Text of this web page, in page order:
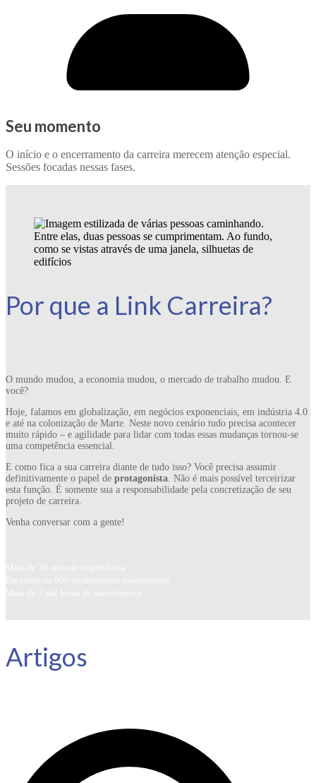
Seu momento
O início e o encerramento da carreira merecem atenção especial.
Sessões focadas nessas fases.
Por que a Link Carreira?
O mundo mudou, a economia mudou, o mercado de trabalho mudou. E
você?
Hoje, falamos em globalização, em negócios exponenciais, em indústria 4.0
e até na colonização de Marte. Neste novo cenário tudo precisa acontecer
muito rápido – e agilidade para lidar com todas essas mudanças tornou-se
uma competência essencial.
E como fica a sua carreira diante de tudo isso? Você precisa assumir
definitivamente o papel de protagonista. Não é mais possível terceirizar
esta função. É somente sua a responsabilidade pela concretização de seu
projeto de carreira.
Venha conversar com a gente!
Artigos